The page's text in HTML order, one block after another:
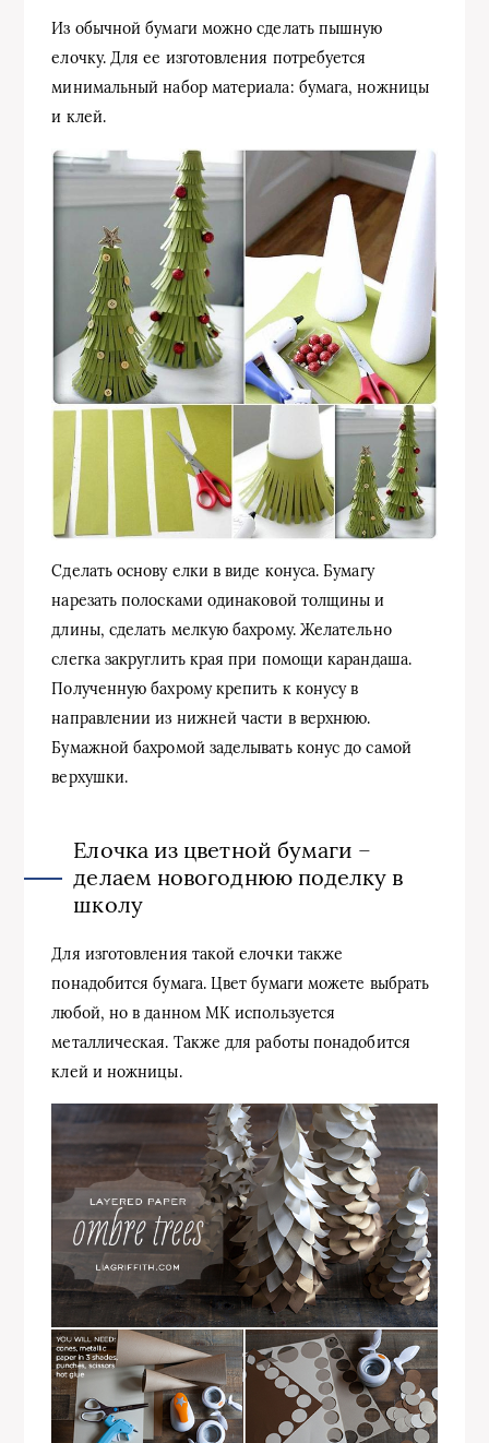
Из обычной бумаги можно сделать пышную
елочку. Для ее изготовления потребуется
минимальный набор материала: бумага, ножницы
и клей.
Сделать основу елки в виде конуса. Бумагу
нарезать полосками одинаковой толщины и
длины, сделать мелкую бахрому. Желательно
слегка закруглить края при помощи карандаша.
Полученную бахрому крепить к конусу в
направлении из нижней части в верхнюю.
Бумажной бахромой заделывать конус до самой
верхушки.
Елочка из цветной бумаги –
делаем новогоднюю поделку в
школу
Для изготовления такой елочки также
понадобится бумага. Цвет бумаги можете выбрать
любой, но в данном МК используется
металлическая. Также для работы понадобится
клей и ножницы.